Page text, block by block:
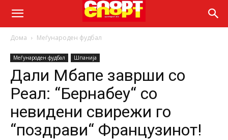
Дома Меѓународен фудбал
Меѓународен фудбал Шпанија
Дали Мбапе заврши со
Реал: “Бернабеу“ со
невидени свирежи го
“поздрави“ Французинот!